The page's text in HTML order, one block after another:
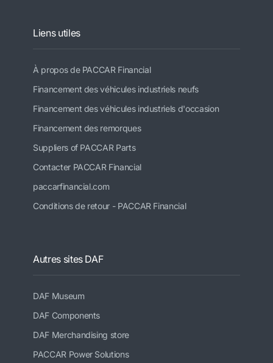
Liens utiles
À propos de PACCAR Financial
Financement des véhicules industriels neufs
Financement des véhicules industriels d'occasion
Financement des remorques
Suppliers of PACCAR Parts
Contacter PACCAR Financial
paccarfinancial.com
Conditions de retour - PACCAR Financial
Autres sites DAF
DAF Museum
DAF Components
DAF Merchandising store
PACCAR Power Solutions